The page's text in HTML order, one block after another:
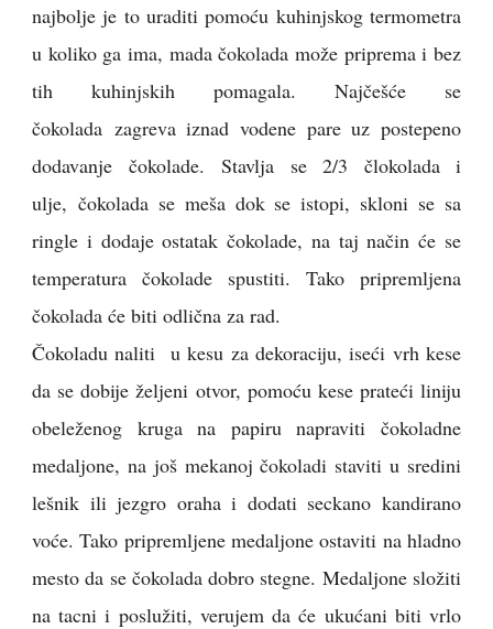
najbolje je to uraditi pomoću kuhinjskog termometra
u koliko ga ima, mada čokolada može priprema i bez
tih kuhinjskih pomagala.Najčešće se
čokolada zagreva iznad vodene pare uz postepeno
dodavanje čokolade. Stavlja se 2/3 člokolada i
ulje, čokolada se meša dok se istopi, skloni se sa
ringle i dodaje ostatak čokolade, na taj način će se
temperatura čokolade spustiti. Tako pripremljena
čokolada će biti odlična za rad.
Čokoladu naliti u kesu za dekoraciju, iseći vrh kese
da se dobije željeni otvor, pomoću kese prateći liniju
obeleženog kruga na papiru napraviti čokoladne
medaljone, na još mekanoj čokoladi staviti u sredini
lešnik ili jezgro oraha i dodati seckano kandirano
voće. Tako pripremljene medaljone ostaviti na hladno
mesto da se čokolada dobro stegne. Medaljone složiti
na tacni i poslužiti, verujem da će ukućani biti vrlo